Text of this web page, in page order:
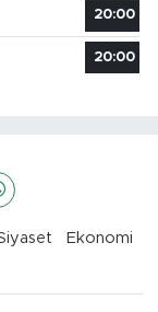
20:00
20:00
Ekonomi